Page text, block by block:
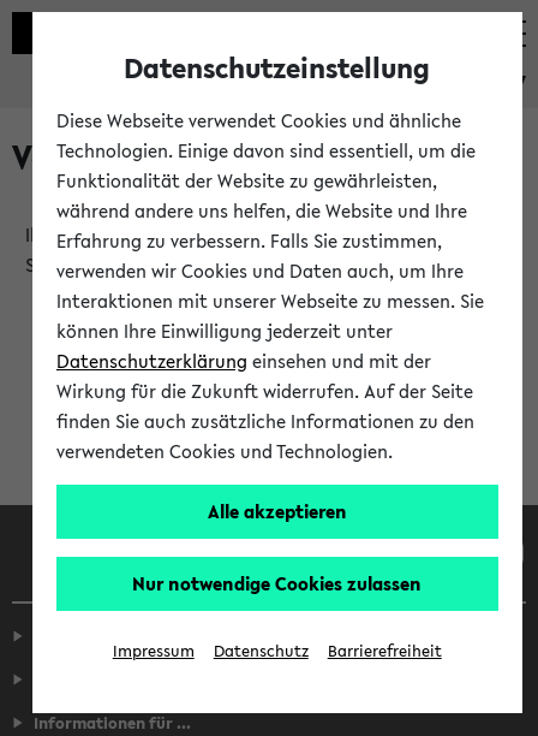
eKVV
Verlauf
Ihr Verlauf ist leer. Er wird sich im Verlauf Ihrer eKVV
Sitzung füllen.
Informationen für ...
Datenschutzeinstellung
Diese Webseite verwendet Cookies und ähnliche
Technologien. Einige davon sind essentiell, um die
Funktionalität der Website zu gewährleisten,
während andere uns helfen, die Website und Ihre
Erfahrung zu verbessern. Falls Sie zustimmen,
verwenden wir Cookies und Daten auch, um Ihre
Interaktionen mit unserer Webseite zu messen. Sie
können Ihre Einwilligung jederzeit unter
Datenschutzerklärung einsehen und mit der
Wirkung für die Zukunft widerrufen. Auf der Seite
finden Sie auch zusätzliche Informationen zu den
verwendeten Cookies und Technologien.
Alle akzeptieren
Nur notwendige Cookies zulassen
Impressum Datenschutz Barrierefreiheit